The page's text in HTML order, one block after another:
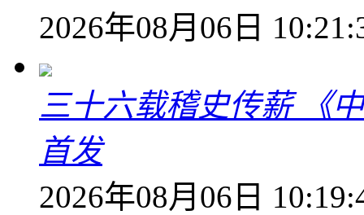
2026年08月06日
三十六载稽史传薪 《
首发
2026年08月06日